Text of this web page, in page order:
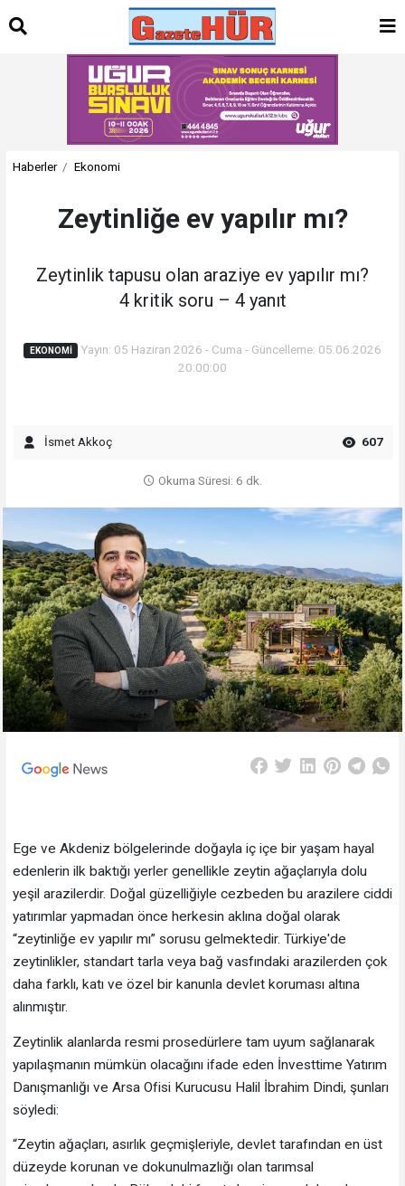
Haberler Ekonomi
Zeytinliğe ev yapılır mı?
Zeytinlik tapusu olan araziye ev yapılır mı?
4 kritik soru – 4 yanıt
EKONOMI
Yayın: 05 Haziran 2026 - Cuma - Güncelleme: 05.06.2026
20:00:00
İsmet Akkoç 607
Okuma Süresi: 6 dk.
Ege ve Akdeniz bölgelerinde doğayla iç içe bir yaşam hayal
edenlerin ilk baktığı yerler genellikle zeytin ağaçlarıyla dolu
yeşil arazilerdir. Doğal güzelliğiyle cezbeden bu arazilere ciddi
yatırımlar yapmadan önce herkesin aklına doğal olarak
“zeytinliğe ev yapılır mı” sorusu gelmektedir. Türkiye'de
zeytinlikler, standart tarla veya bağ vasfındaki arazilerden çok
daha farklı, katı ve özel bir kanunla devlet koruması altına
alınmıştır.
Zeytinlik alanlarda resmi prosedürlere tam uyum sağlanarak
yapılaşmanın mümkün olacağını ifade eden İnvesttime Yatırım
Danışmanlığı ve Arsa Ofisi Kurucusu Halil İbrahim Dindi, şunları
söyledi:
“Zeytin ağaçları, asırlık geçmişleriyle, devlet tarafından en üst
düzeyde korunan ve dokunulmazlığı olan tarımsal